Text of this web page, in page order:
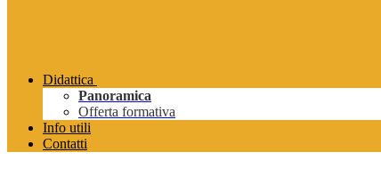
Didattica
Panoramica
Offerta formativa
Info utili
Contatti